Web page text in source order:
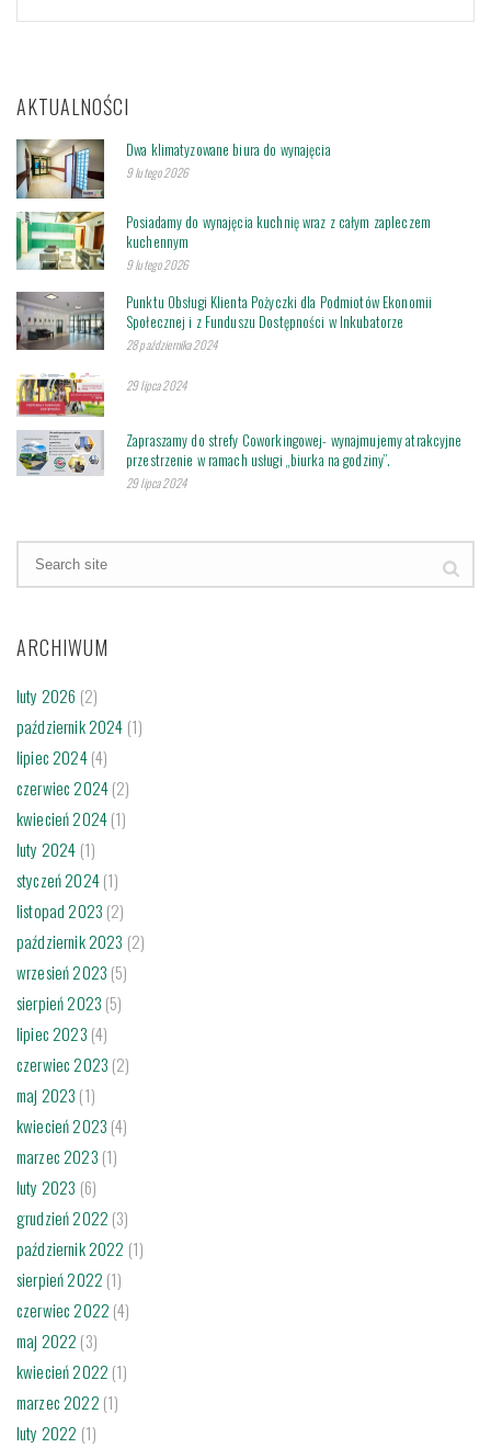
AKTUALNOŚCI
Dwa klimatyzowane biura do wynajęcia
9 lutego 2026
Posiadamy do wynajęcia kuchnię wraz z całym zapleczem
kuchennym
9 lutego 2026
Punktu Obsługi Klienta Pożyczki dla Podmiotów Ekonomii
Społecznej i z Funduszu Dostępności w Inkubatorze
28 października 2024
29 lipca 2024
Zapraszamy do strefy Coworkingowej- wynajmujemy atrakcyjne
przestrzenie w ramach usługi „biurka na godziny”.
29 lipca 2024
ARCHIWUM
luty 2026 (2)
październik 2024 (1)
lipiec 2024(4)
czerwiec 2024(2)
kwiecień 2024(1)
luty 2024 (1)
styczeń 2024(1)
listopad 2023 (2)
październik 2023 (2)
wrzesień 2023 (5)
sierpień 2023 (5)
lipiec 2023 (4)
czerwiec 2023 (2)
maj 2023 (1)
kwiecień 2023 (4)
marzec 2023 (1)
luty 2023 (6)
grudzień 2022 (3)
październik 2022 (1)
sierpień 2022 (1)
czerwiec 2022 (4)
maj 2022 (3)
kwiecień 2022 (1)
marzec 2022 (1)
luty 2022 (1)